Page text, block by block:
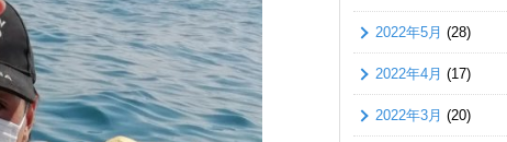
2022年5月 (28)
2022年4月 (17)
2022年3月 (20)